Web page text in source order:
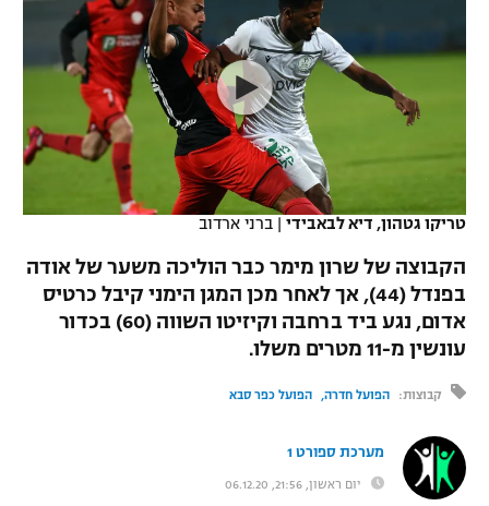
תוצאות
לוח שידורים
"מעל הליגה" – פודקאסט
מכבי חיפה
בית"ר ירושלים
מכבי תל אביב
הפועל תל אביב
הפועל חיפה
הפועל באר שבע
מכבי נתניה
בני יהודה
ליגה ספרדית
ליגה איטלקית
ליגה צרפתית
ליגה הולנדית
ליגה טורקית
ליגה ברזילאית
מכבי תל אביב
הפועל חולון
הפועל ירושלים
דני אבדיה
יורוקאפ
טניס
כדוריד
שחייה
ג'ודו
אגרוף
היאבקות WWE
טריקו גטהון, דיא לבאבידי | ברני ארדוב
הקבוצה של שרון מימר כבר הוליכה משער של אודה
בפנדל (44), אך לאחר מכן המגן הימני קיבל כרטיס
אדום, נגע ביד ברחבה וקיזיטו השווה (60) בכדור
עונשין מ-11 מטרים משלו.
קבוצות: הפועל חדרה הפועל כפר סבא
מערכת ספורט 1
יום ראשון, 21:56, 06.12.20